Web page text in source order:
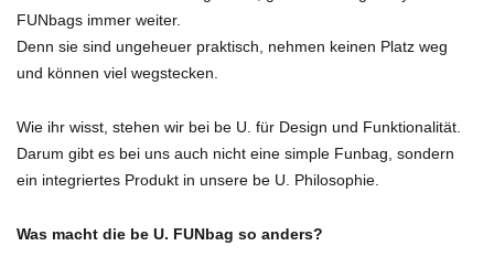
FUNbags immer weiter.
Denn sie sind ungeheuer praktisch, nehmen keinen Platz weg
und können viel wegstecken.
Wie ihr wisst, stehen wir bei be U. für Design und Funktionalität.
Darum gibt es bei uns auch nicht eine simple Funbag, sondern
ein integriertes Produkt in unsere be U. Philosophie.
Was macht die be U. FUNbag so anders?